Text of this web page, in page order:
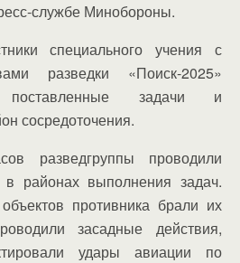
службе Минобороны.
специального учения с
разведки «Поиск-2025»
задачи и
сосредоточения.
разведгруппы проводили
в районах выполнения задач.
противника брали их
засадные действия,
удары авиации по